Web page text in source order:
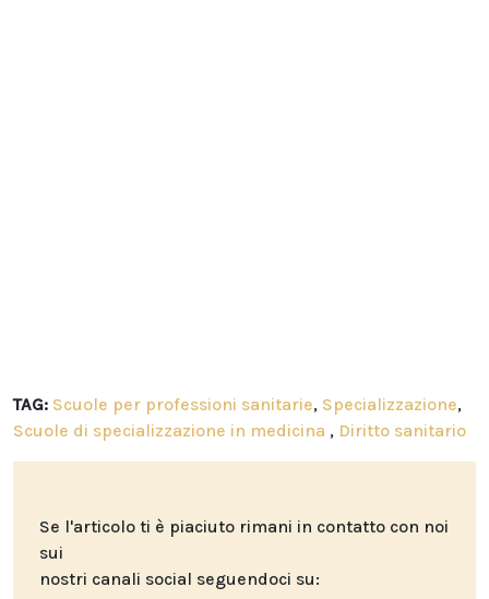
TAG: Scuole per professioni sanitarie, Specializzazione,
Scuole di specializzazione in medicina , Diritto sanitario
Se l'articolo ti è piaciuto rimani in contatto con noi
sui
nostri canali social seguendoci su: